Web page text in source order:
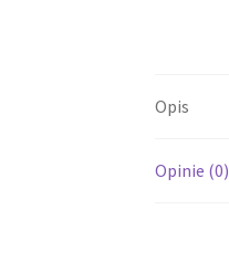
Opis
Opinie (0)